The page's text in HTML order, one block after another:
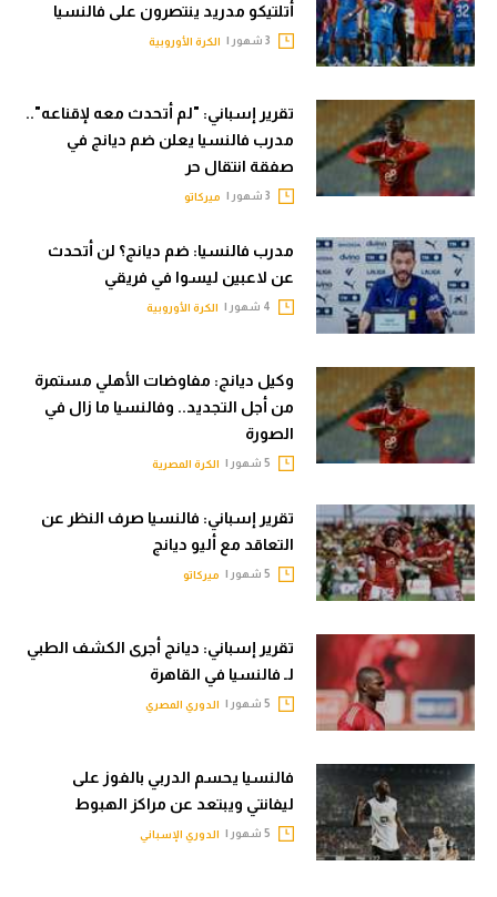
أمريكا
ركن الألعاب
أقسام خاصة
Gamers
تحقيق في الجول
تقرير في الجول
حكايات في الجول
كويز في الجول
ركن الألعاب
أقسام خاصة
Gamers
ميركاتو
تحقيق في الجول
تقرير في الجول
تحليل في الجول
حكايات في الجول
كويز في الجول
فيديو في الجول
أتلتيكو مدريد ينتصرون على فالنسيا
الكرة الأوروبية
تقرير إسباني: "لم أتحدث معه لإقناعه"..
مدرب فالنسيا يعلن ضم ديانج في
صفقة انتقال حر
ميركاتو
مدرب فالنسيا: ضم ديانج؟ لن أتحدث
عن لاعبين ليسوا في فريقي
الكرة الأوروبية
وكيل ديانج: مفاوضات الأهلي مستمرة
من أجل التجديد.. وفالنسيا ما زال في
الصورة
الكرة المصرية
تقرير إسباني: فالنسيا صرف النظر عن
التعاقد مع أليو ديانج
ميركاتو
تقرير إسباني: ديانج أجرى الكشف الطبي
لـ فالنسيا في القاهرة
الدوري المصري
فالنسيا يحسم الدربي بالفوز على
ليفانتي ويبتعد عن مراكز الهبوط
الدوري الإسباني